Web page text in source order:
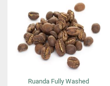
Ruanda Fully Washed